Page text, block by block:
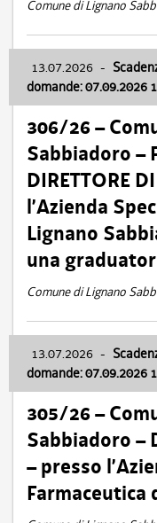
Comune di Lignano
13.07.2026 -
domande: 07.09.2026
306/26 –
Sabbiadoro –
DIRETTORE
l’Azienda
Lignano
una
Comune di Lignano
13.07.2026 -
domande: 07.09.2026
305/26 –
Sabbiadoro –
– presso
Farmaceutica